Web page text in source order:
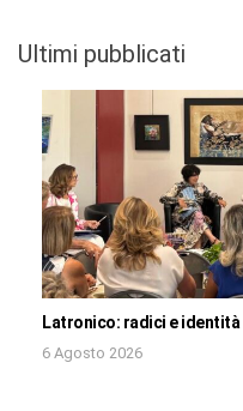
Ultimi pubblicati
Latronico: radici e identità
6 Agosto 2026